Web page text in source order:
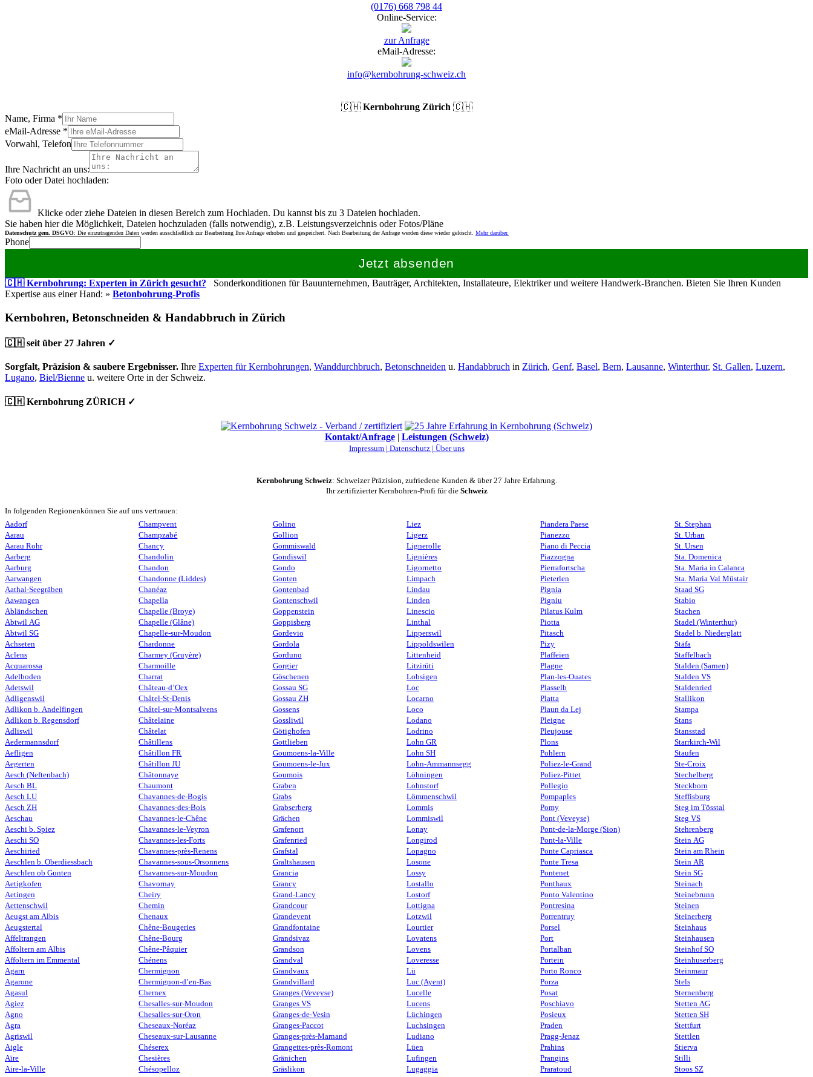
(0176) 668 798 44
Online-Service:
zur Anfrage
eMail-Adresse:
info@kernbohrung-schweiz.ch
🇨🇭 Kernbohrung Zürich 🇨🇭
Name, Firma *
eMail-Adresse *
Vorwahl, Telefon
Ihre Nachricht an uns:
Foto oder Datei hochladen:
Klicke oder ziehe Dateien in diesen Bereich zum Hochladen. Du kannst bis zu 3 Dateien hochladen.
Sie haben hier die Möglichkeit, Dateien hochzuladen (falls notwendig), z.B. Leistungsverzeichnis oder Fotos/Pläne
Datenschutz gem. DSGVO: Die einzutragenden Daten werden ausschließlich zur Bearbeitung Ihre Anfrage erhoben und gespeichert. Nach Bearbeitung der Anfrage werden diese wieder gelöscht. Mehr darüber.
Phone
Jetzt absenden
🇨🇭 Kernbohrung: Experten in Zürich gesucht? Sonderkonditionen für Bauunternehmen, Bauträger, Architekten, Installateure, Elektriker und weitere Handwerk-Branchen. Bieten Sie Ihren Kunden
Expertise aus einer Hand: » Betonbohrung-Profis
Kernbohren, Betonschneiden & Handabbruch in Zürich
🇨🇭 seit über 27 Jahren ✓
Sorgfalt, Präzision & saubere Ergebnisser. Ihre Experten für Kernbohrungen, Wanddurchbruch, Betonschneiden u. Handabbruch in Zürich, Genf, Basel, Bern, Lausanne, Winterthur, St. Gallen, Luzern,
Lugano, Biel/Bienne u. weitere Orte in der Schweiz.
🇨🇭 Kernbohrung ZÜRICH ✓
Kontakt/Anfrage| Leistungen (Schweiz)
Impressum | Datenschutz | Über uns
Kernbohrung Schweiz: Schweizer Präzision, zufriedene Kunden & über 27 Jahre Erfahrung.
Ihr zertifizierter Kernbohren-Profi für die Schweiz
In folgenden Regionenkönnen Sie auf uns vertrauen:
Aadorf
Aarau
Aarau Rohr
Aarberg
Aarburg
Aarwangen
Aathal-Seegräben
Aawangen
Abländschen
Abtwil AG
Abtwil SG
Achseten
Aclens
Acquarossa
Adelboden
Adetswil
Adligenswil
Adlikon b. Andelfingen
Adlikon b. Regensdorf
Adliswil
Aedermannsdorf
Aefligen
Aegerten
Aesch (Neftenbach)
Aesch BL
Aesch LU
Aesch ZH
Aeschau
Aeschi b. Spiez
Aeschi SO
Aeschiried
Aeschlen b. Oberdiessbach
Aeschlen ob Gunten
Aetigkofen
Aetingen
Aettenschwil
Aeugst am Albis
Aeugstertal
Affeltrangen
Affoltern am Albis
Affoltern im Emmental
Agarn
Agarone
Agasul
Agiez
Agno
Agra
Agriswil
Aigle
Aïre
Aire-la-Ville
Champvent
Champzabé
Chancy
Chandolin
Chandon
Chandonne (Liddes)
Chanéaz
Chapella
Chapelle (Broye)
Chapelle (Glâne)
Chapelle-sur-Moudon
Chardonne
Charmey (Gruyère)
Charmoille
Charrat
Château-d’Oex
Châtel-St-Denis
Châtel-sur-Montsalvens
Châtelaine
Châtelat
Châtillens
Châtillon FR
Châtillon JU
Châtonnaye
Chaumont
Chavannes-de-Bogis
Chavannes-des-Bois
Chavannes-le-Chêne
Chavannes-le-Veyron
Chavannes-les-Forts
Chavannes-près-Renens
Chavannes-sous-Orsonnens
Chavannes-sur-Moudon
Chavornay
Cheiry
Chemin
Chenaux
Chêne-Bougeries
Chêne-Bourg
Chêne-Pâquier
Chénens
Chermignon
Chermignon-d’en-Bas
Chernex
Chesalles-sur-Moudon
Chesalles-sur-Oron
Cheseaux-Noréaz
Cheseaux-sur-Lausanne
Chéserex
Chesières
Chésopelloz
Golino
Gollion
Gommiswald
Gondiswil
Gondo
Gonten
Gontenbad
Gontenschwil
Goppenstein
Goppisberg
Gordevio
Gordola
Gorduno
Gorgier
Göschenen
Gossau SG
Gossau ZH
Gossens
Gossliwil
Götighofen
Gottlieben
Goumoens-la-Ville
Goumoens-le-Jux
Goumois
Graben
Grabs
Grabserberg
Grächen
Grafenort
Grafenried
Grafstal
Graltshausen
Grancia
Grancy
Grand-Lancy
Grandcour
Grandevent
Grandfontaine
Grandsivaz
Grandson
Grandval
Grandvaux
Grandvillard
Granges (Veveyse)
Granges VS
Granges-de-Vesin
Granges-Paccot
Granges-près-Marnand
Grangettes-près-Romont
Gränichen
Gräslikon
Liez
Ligerz
Lignerolle
Lignières
Ligornetto
Limpach
Lindau
Linden
Linescio
Linthal
Lipperswil
Lippoldswilen
Littenheid
Litzirüti
Lobsigen
Loc
Locarno
Loco
Lodano
Lodrino
Lohn GR
Lohn SH
Lohn-Ammannsegg
Löhningen
Lohnstorf
Lömmenschwil
Lommis
Lommiswil
Lonay
Longirod
Lopagno
Losone
Lossy
Lostallo
Lostorf
Lottigna
Lotzwil
Lourtier
Lovatens
Lovens
Loveresse
Lü
Luc (Ayent)
Lucelle
Lucens
Lüchingen
Luchsingen
Ludiano
Lüen
Lufingen
Lugaggia
Piandera Paese
Pianezzo
Piano di Peccia
Piazzogna
Pierrafortscha
Pieterlen
Pignia
Pigniu
Pilatus Kulm
Piotta
Pitasch
Pizy
Plaffeien
Plagne
Plan-les-Ouates
Plasselb
Platta
Plaun da Lej
Pleigne
Pleujouse
Plons
Pohlern
Poliez-le-Grand
Poliez-Pittet
Pollegio
Pompaples
Pomy
Pont (Veveyse)
Pont-de-la-Morge (Sion)
Pont-la-Ville
Ponte Capriasca
Ponte Tresa
Pontenet
Ponthaux
Ponto Valentino
Pontresina
Porrentruy
Porsel
Port
Portalban
Portein
Porto Ronco
Porza
Posat
Poschiavo
Posieux
Praden
Pragg-Jenaz
Prahins
Prangins
Praratoud
St. Stephan
St. Urban
St. Ursen
Sta. Domenica
Sta. Maria in Calanca
Sta. Maria Val Müstair
Staad SG
Stabio
Stachen
Stadel (Winterthur)
Stadel b. Niederglatt
Stäfa
Staffelbach
Stalden (Sarnen)
Stalden VS
Staldenried
Stallikon
Stampa
Stans
Stansstad
Starrkirch-Wil
Staufen
Ste-Croix
Stechelberg
Steckborn
Steffisburg
Steg im Tösstal
Steg VS
Stehrenberg
Stein AG
Stein am Rhein
Stein AR
Stein SG
Steinach
Steinebrunn
Steinen
Steinerberg
Steinhaus
Steinhausen
Steinhof SO
Steinhuserberg
Steinmaur
Stels
Sternenberg
Stetten AG
Stetten SH
Stettfurt
Stettlen
Stierva
Stilli
Stoos SZ